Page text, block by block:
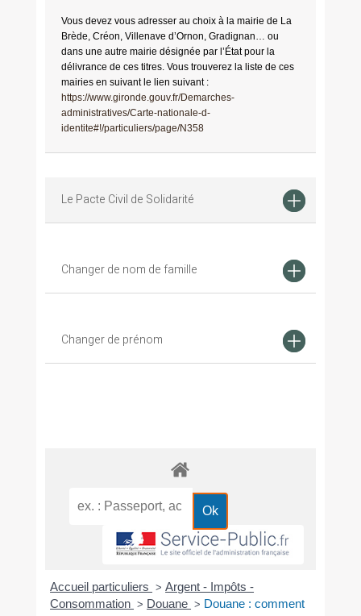
Vous devez vous adresser au choix à la mairie de La
Brède, Créon, Villenave d’Ornon, Gradignan… ou
dans une autre mairie désignée par l’État pour la
délivrance de ces titres. Vous trouverez la liste de ces
mairies en suivant le lien suivant :
https://www.gironde.gouv.fr/Demarches-
administratives/Carte-nationale-d-
identite#!/particuliers/page/N358
Le Pacte Civil de Solidarité
Changer de nom de famille
Changer de prénom
Accueil particuliers > Argent - Impôts -
Consommation > Douane > Douane : comment